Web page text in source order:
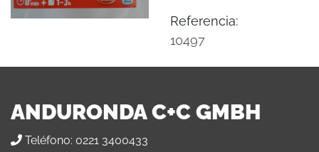
Referencia:
10497
ANDURONDA C+C GMBH
Teléfono: 0221 3400433